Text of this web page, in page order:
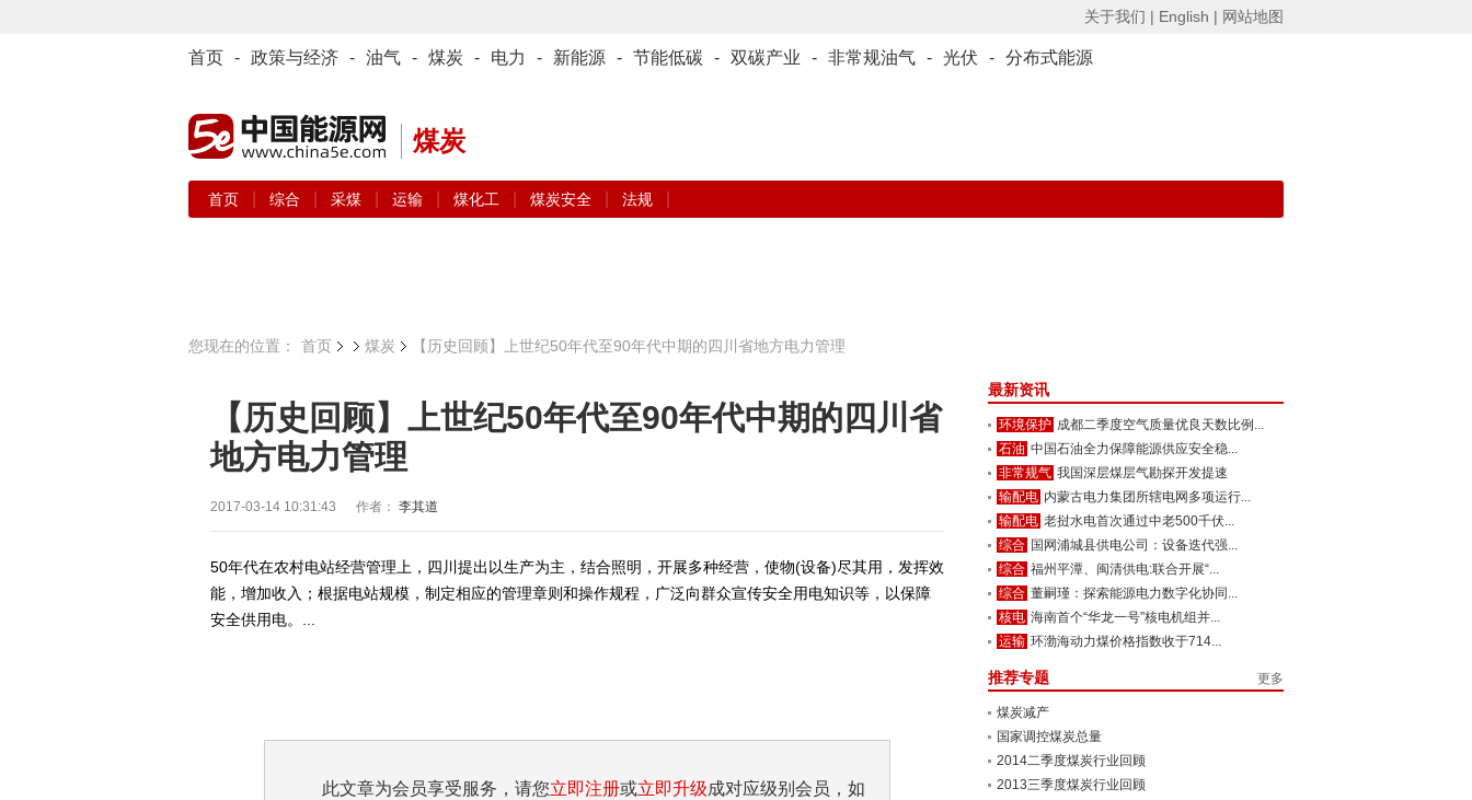
关于我们 | English | 网站地图
首页 - 政策与经济 - 油气 - 煤炭 - 电力 - 新能源 - 节能低碳 - 双碳产业 - 非常规油气 - 光伏 - 分布式能源
煤炭
首页 综合 采煤 运输 煤化工 煤炭安全 法规
您现在的位置： 首页 煤炭 【历史回顾】上世纪50年代至90年代中期的四川省地方电力管理
【历史回顾】上世纪50年代至90年代中期的四川省
地方电力管理
2017-03-14 10:31:43 作者： 李其道
50年代在农村电站经营管理上，四川提出以生产为主，结合照明，开展多种经营，使物(设备)尽其用，发挥效
能，增加收入；根据电站规模，制定相应的管理章则和操作规程，广泛向群众宣传安全用电知识等，以保障
安全供用电。...
此文章为会员享受服务，请您立即注册或立即升级成对应级别会员，如
最新资讯
环境保护 成都二季度空气质量优良天数比例...
石油 中国石油全力保障能源供应安全稳...
非常规气 我国深层煤层气勘探开发提速
输配电 内蒙古电力集团所辖电网多项运行...
输配电 老挝水电首次通过中老500千伏...
综合 国网浦城县供电公司：设备迭代强...
综合 福州平潭、闽清供电:联合开展“...
综合 董嗣瑾：探索能源电力数字化协同...
核电 海南首个“华龙一号”核电机组并...
运输 环渤海动力煤价格指数收于714...
更多
推荐专题
煤炭减产
国家调控煤炭总量
2014二季度煤炭行业回顾
2013三季度煤炭行业回顾